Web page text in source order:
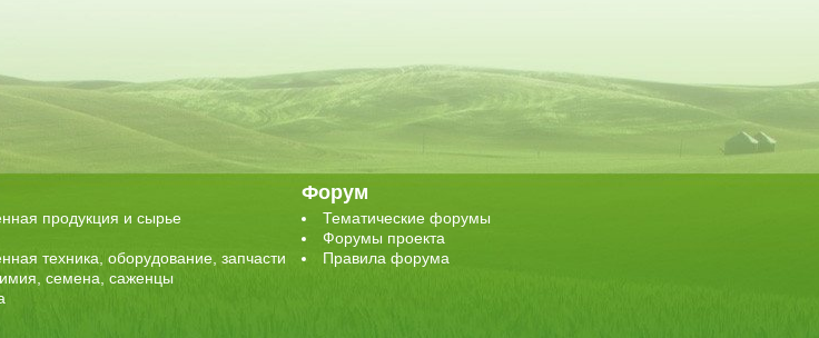
продукция и сырье
техника, оборудование, запчасти
семена, саженцы
Форум
Тематические форумы
Форумы проекта
Правила форума